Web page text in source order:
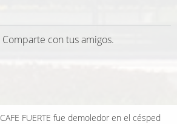
con tus amigos.
CAFE FUERTE fue demoledor en el césped